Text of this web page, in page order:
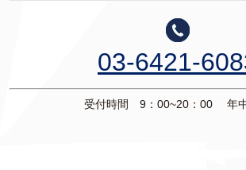
03-6421-
受付時間 9：00~20：00 年